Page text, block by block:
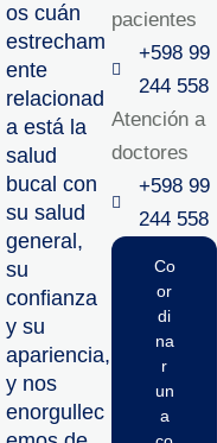
os cuán
estrecham
ente
relacionad
a está la
salud
bucal con
su salud
general,
su
confianza
y su
apariencia,
y nos
enorgullec
pacientes
+598 99
244 558
Atención a
doctores
+598 99
244 558‬‬
Co
or
di
na
r
un
a